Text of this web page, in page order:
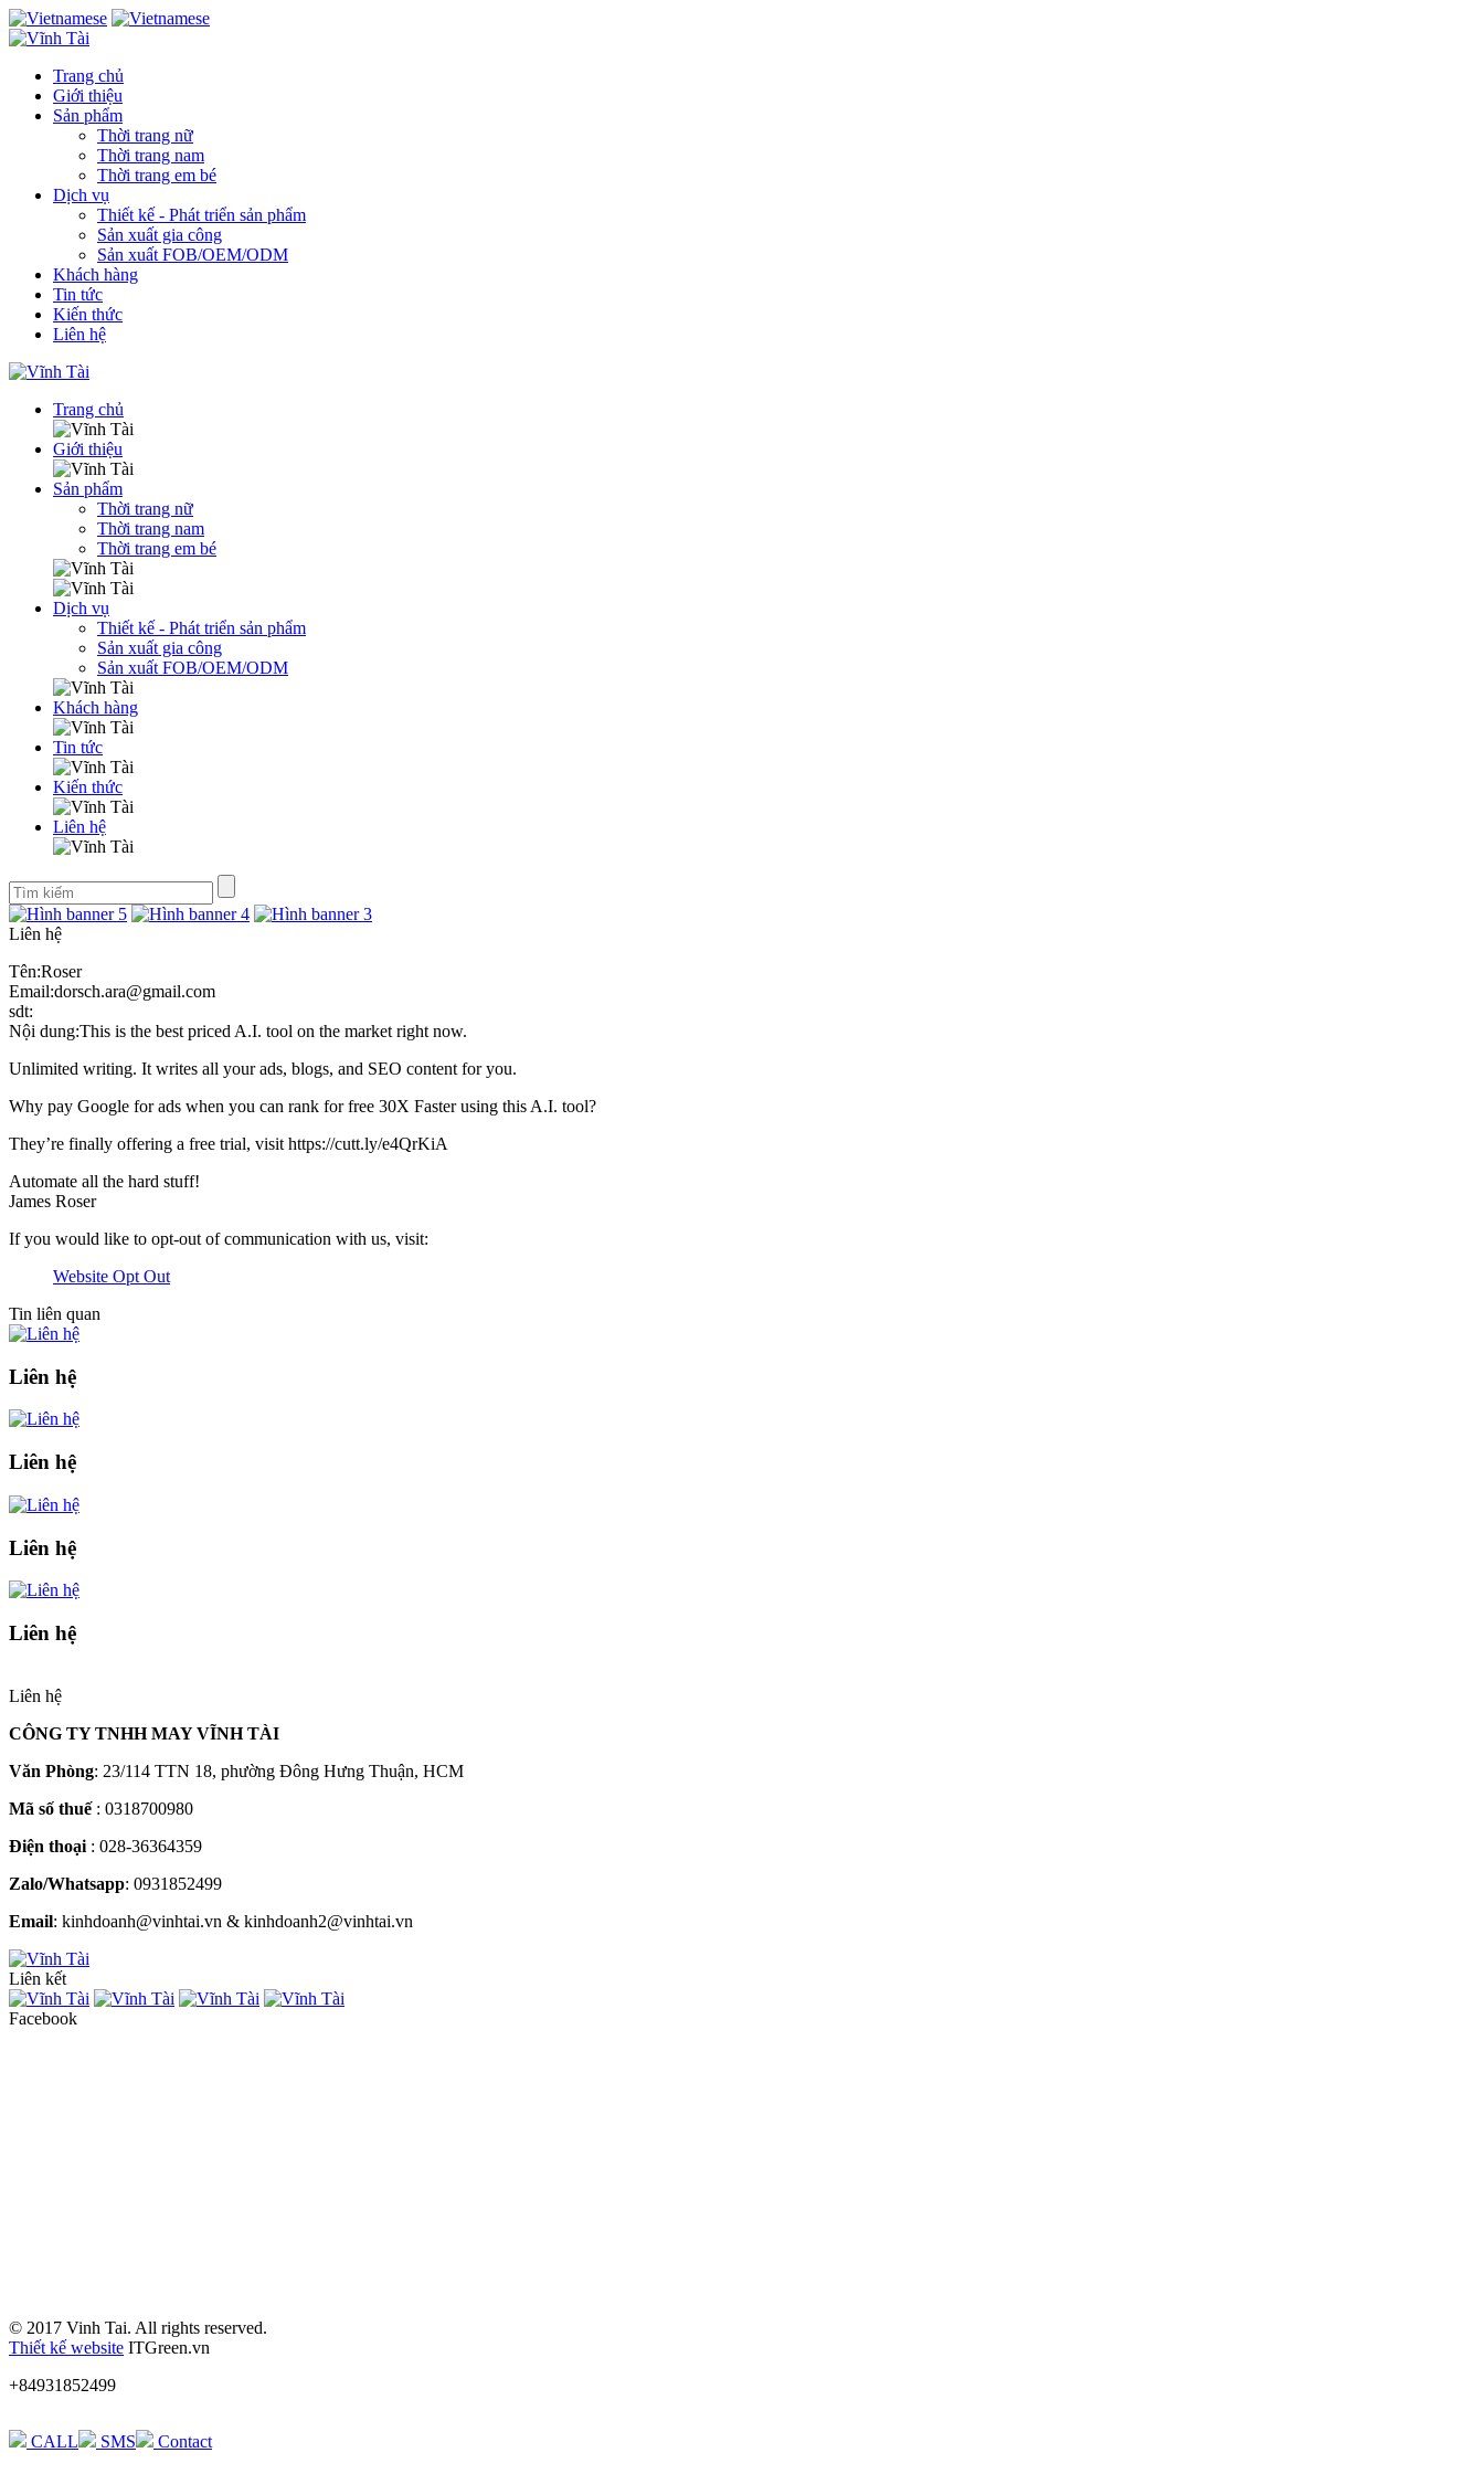
Trang chủ
Giới thiệu
Sản phẩm
Thời trang nữ
Thời trang nam
Thời trang em bé
Dịch vụ
Thiết kế - Phát triển sản phẩm
Sản xuất gia công
Sản xuất FOB/OEM/ODM
Khách hàng
Tin tức
Kiến thức
Liên hệ
Trang chủ
Giới thiệu
Sản phẩm
Thời trang nữ
Thời trang nam
Thời trang em bé
Dịch vụ
Thiết kế - Phát triển sản phẩm
Sản xuất gia công
Sản xuất FOB/OEM/ODM
Khách hàng
Tin tức
Kiến thức
Liên hệ
Liên hệ
Tên:Roser
Email:dorsch.ara@gmail.com
sdt:
Nội dung:This is the best priced A.I. tool on the market right now.
Unlimited writing. It writes all your ads, blogs, and SEO content for you.
Why pay Google for ads when you can rank for free 30X Faster using this A.I. tool?
They’re finally offering a free trial, visit https://cutt.ly/e4QrKiA
Automate all the hard stuff!
James Roser
If you would like to opt-out of communication with us, visit:
Website Opt Out
Tin liên quan
Liên hệ
Liên hệ
Liên hệ
Liên hệ
Liên hệ
CÔNG TY TNHH MAY VĨNH TÀI
Văn Phòng: 23/114 TTN 18, phường Đông Hưng Thuận, HCM
Mã số thuế : 0318700980
Điện thoại : 028-36364359
Zalo/Whatsapp: 0931852499
Email: kinhdoanh@vinhtai.vn & kinhdoanh2@vinhtai.vn
Liên kết
Facebook
© 2017 Vinh Tai. All rights reserved.
Thiết kế website ITGreen.vn
+84931852499
CALL SMS Contact